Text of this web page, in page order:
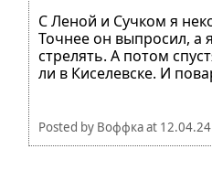
С Леной и Сучком я
Точнее он выпросил, а
стрелять. А потом
ли в Киселевске. И
Posted by Воффкаat